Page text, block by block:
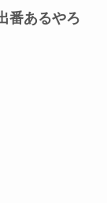
番あるやろ